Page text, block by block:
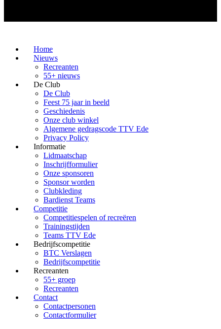
Home
Nieuws
Recreanten
55+ nieuws
De Club
De Club
Feest 75 jaar in beeld
Geschiedenis
Onze club winkel
Algemene gedragscode TTV Ede
Privacy Policy
Informatie
Lidmaatschap
Inschrijfformulier
Onze sponsoren
Sponsor worden
Clubkleding
Bardienst Teams
Competitie
Competitiespelen of recreëren
Trainingstijden
Teams TTV Ede
Bedrijfscompetitie
BTC Verslagen
Bedrijfscompetitie
Recreanten
55+ groep
Recreanten
Contact
Contactpersonen
Contactformulier